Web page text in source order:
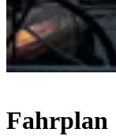
Fahrplan